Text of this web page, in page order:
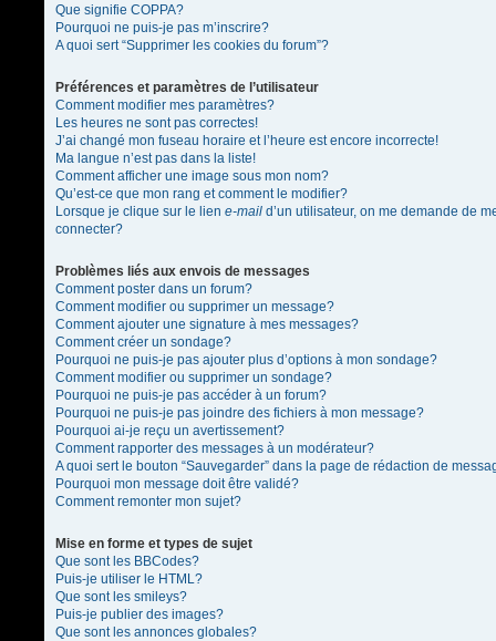
Que signifie COPPA?
Pourquoi ne puis-je pas m’inscrire?
A quoi sert “Supprimer les cookies du forum”?
Préférences et paramètres de l’utilisateur
Comment modifier mes paramètres?
Les heures ne sont pas correctes!
J’ai changé mon fuseau horaire et l’heure est encore incorrecte!
Ma langue n’est pas dans la liste!
Comment afficher une image sous mon nom?
Qu’est-ce que mon rang et comment le modifier?
Lorsque je clique sur le lien e-mail d’un utilisateur, on me demande de
connecter?
Problèmes liés aux envois de messages
Comment poster dans un forum?
Comment modifier ou supprimer un message?
Comment ajouter une signature à mes messages?
Comment créer un sondage?
Pourquoi ne puis-je pas ajouter plus d’options à mon sondage?
Comment modifier ou supprimer un sondage?
Pourquoi ne puis-je pas accéder à un forum?
Pourquoi ne puis-je pas joindre des fichiers à mon message?
Pourquoi ai-je reçu un avertissement?
Comment rapporter des messages à un modérateur?
A quoi sert le bouton “Sauvegarder” dans la page de rédaction de
Pourquoi mon message doit être validé?
Comment remonter mon sujet?
Mise en forme et types de sujet
Que sont les BBCodes?
Puis-je utiliser le HTML?
Que sont les smileys?
Puis-je publier des images?
Que sont les annonces globales?